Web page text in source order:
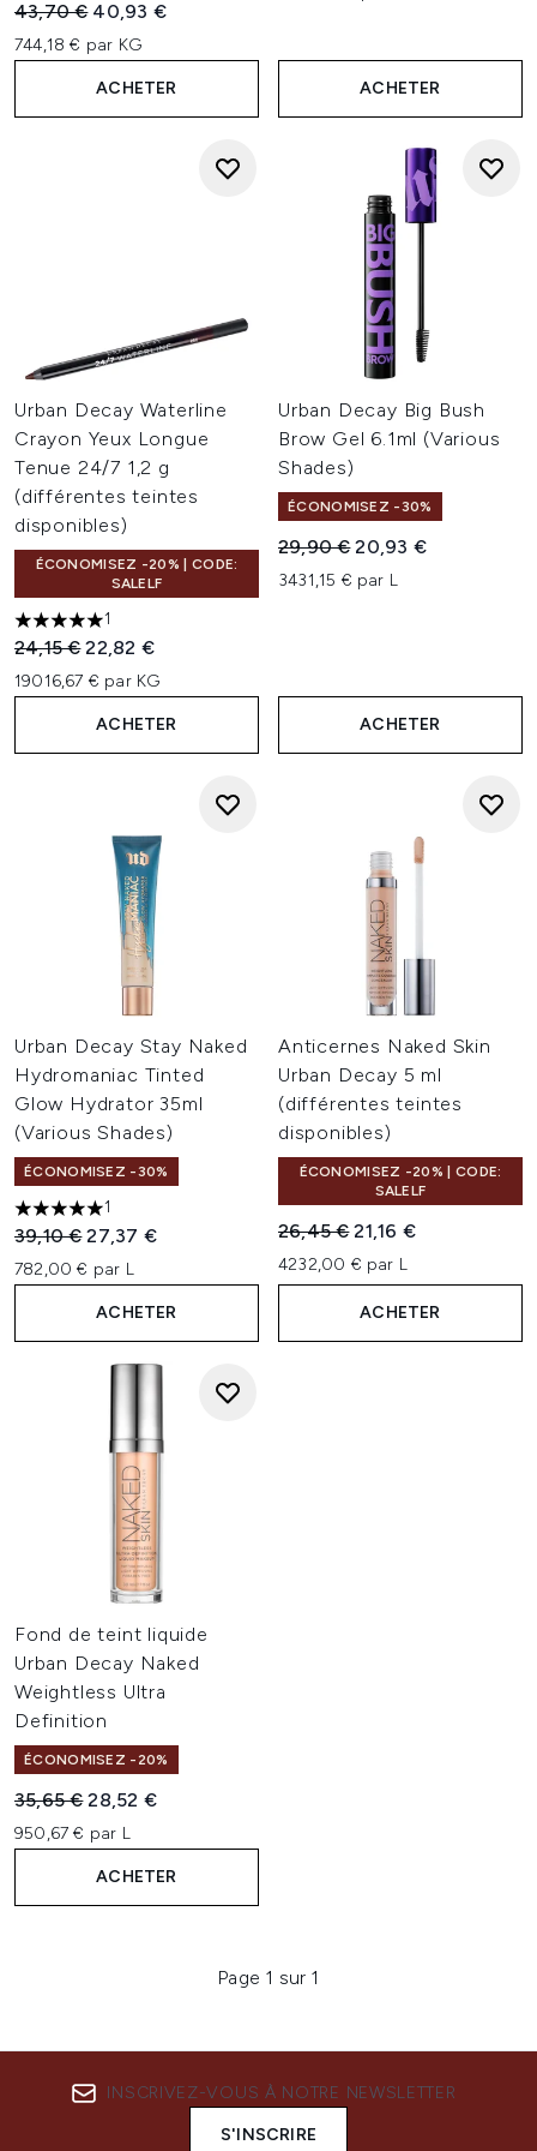
Prix de vente :
43,70 € Prix ​​actuel :
40,93 €
744,18 € par KG
ACHETER ACHETER
Urban Decay Waterline
Crayon Yeux Longue
Tenue 24/7 1,2 g
(différentes teintes
disponibles)
ÉCONOMISEZ -20% | CODE:
SALELF
5 étoiles sur un maximum de 5
1
Prix de vente :
24,15 €Prix ​​actuel :
22,82 €
19016,67 € par KG
ACHETER
Urban Decay Big Bush
Brow Gel 6.1ml (Various
Shades)
ÉCONOMISEZ -30%
Prix de vente :
29,90 €Prix ​​actuel :
20,93 €
3431,15 € par L
ACHETER
Urban Decay Stay Naked
Hydromaniac Tinted
Glow Hydrator 35ml
(Various Shades)
ÉCONOMISEZ -30%
5 étoiles sur un maximum de 5
1
Prix de vente :
39,10 €Prix ​​actuel :
27,37 €
782,00 € par L
ACHETER
Anticernes Naked Skin
Urban Decay 5 ml
(différentes teintes
disponibles)
ÉCONOMISEZ -20% | CODE:
SALELF
Prix de vente :
26,45 €Prix ​​actuel :
21,16 €
4232,00 € par L
ACHETER
Fond de teint liquide
Urban Decay Naked
Weightless Ultra
Definition
ÉCONOMISEZ -20%
Prix de vente :
35,65 €Prix ​​actuel :
28,52 €
950,67 € par L
ACHETER
Page 1 sur 1
INSCRIVEZ-VOUS À NOTRE NEWSLETTER
S'INSCRIRE